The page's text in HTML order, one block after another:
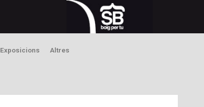
Exposicions Altres